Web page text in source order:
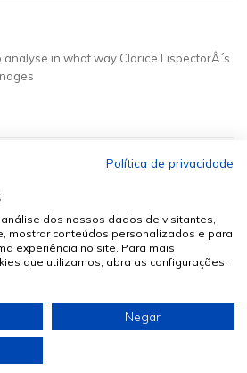
in what way Clarice LispectorÂ´s
. Todos os Direitos Reservados
por
Política de privacidade
dos nossos dados de visitantes,
mostrar conteúdos personalizados e para
experiência no site. Para mais
que utilizamos, abra as configurações.
Negar